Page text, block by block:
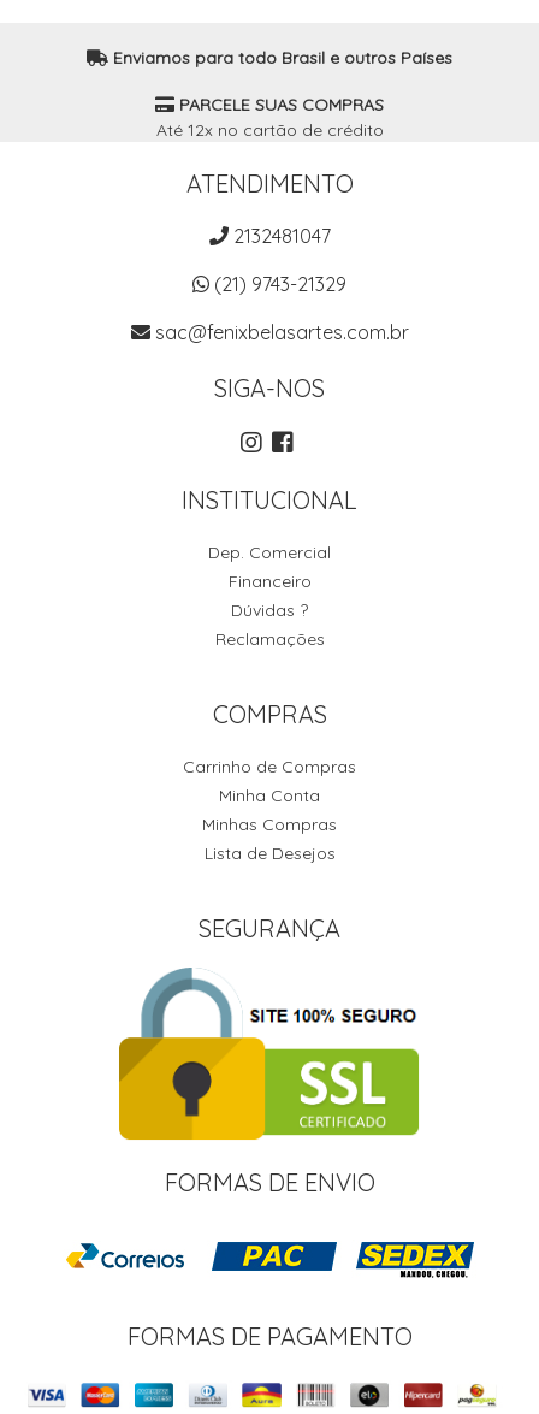
Enviamos para todo Brasil e outros Países
PARCELE SUAS COMPRAS
Até 12x no cartão de crédito
ATENDIMENTO
2132481047
(21) 9743-21329
sac@fenixbelasartes.com.br
SIGA-NOS
INSTITUCIONAL
Dep. Comercial
Financeiro
Dúvidas ?
Reclamações
COMPRAS
Carrinho de Compras
Minha Conta
Minhas Compras
Lista de Desejos
SEGURANÇA
FORMAS DE ENVIO
FORMAS DE PAGAMENTO